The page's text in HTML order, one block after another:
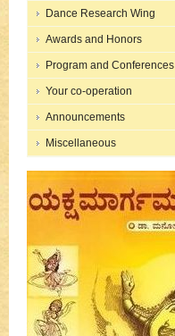
Dance Research Wing
Awards and Honors
Program and Conferences
Your co-operation
Announcements
Miscellaneous